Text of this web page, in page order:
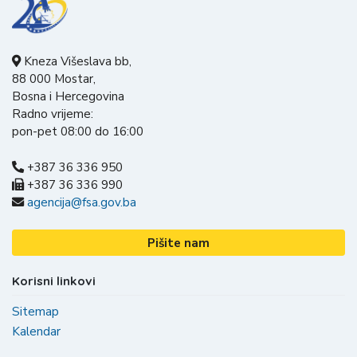
Kneza Višeslava bb,
88 000 Mostar,
Bosna i Hercegovina
Radno vrijeme:
pon-pet 08:00 do 16:00
+387 36 336 950
+387 36 336 990
agencija@fsa.gov.ba
Pišite nam
Korisni linkovi
Sitemap
Kalendar